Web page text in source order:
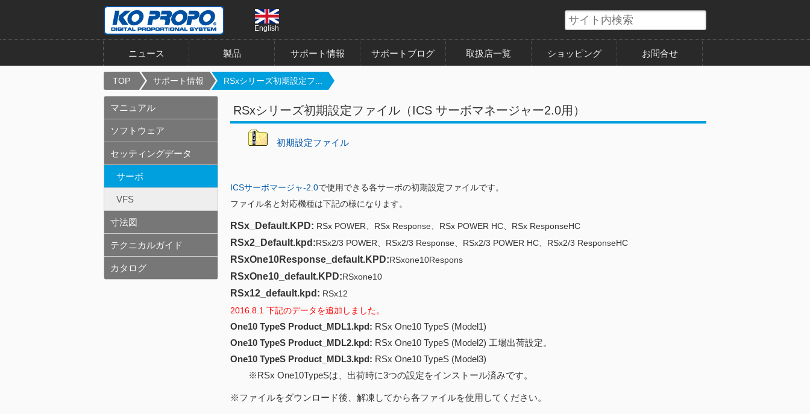
English
ニュース 製品 サポート情報 サポートブログ 取扱店一覧 ショッピング お問合せ
TOP サポート情報 RSxシリーズ初期設定フ...
RSxシリーズ初期設定ファイル（ICS サーボマネージャー2.0用）
初期設定ファイル
ICSサーボマージャ-2.0で使用できる各サーボの初期設定ファイルです。
ファイル名と対応機種は下記の様になります。
RSx_Default.KPD: RSx POWER、RSx Response、RSx POWER HC、RSx ResponseHC
RSx2_Default.kpd:RSx2/3 POWER、RSx2/3 Response、RSx2/3 POWER HC、RSx2/3 ResponseHC
RSxOne10Response_default.KPD:RSxone10Respons
RSxOne10_default.KPD:RSxone10
RSx12_default.kpd: RSx12
2016.8.1 下記のデータを追加しました。
One10 TypeS Product_MDL1.kpd: RSx One10 TypeS (Model1)
One10 TypeS Product_MDL2.kpd: RSx One10 TypeS (Model2) 工場出荷設定。
One10 TypeS Product_MDL3.kpd: RSx One10 TypeS (Model3)
※RSx One10TypeSは、出荷時に3つの設定をインストール済みです。
※ファイルをダウンロード後、解凍してから各ファイルを使用してください。
マニュアル
ソフトウェア
セッティングデータ
サーボ
VFS
寸法図
テクニカルガイド
カタログ